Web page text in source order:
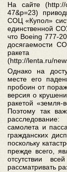
На сайте (http://
47&p=23)
СОЦ «Купол»
единственной
что Boeing 777-
досягаемости
ракета
(http://lenta.ru/
Однако на
месте его
пробоин от
версия о
ракетой «земля-
Поэтому так
самолета и
гражданских
поскольку
прежде всего,
отсутствии
рассматривать